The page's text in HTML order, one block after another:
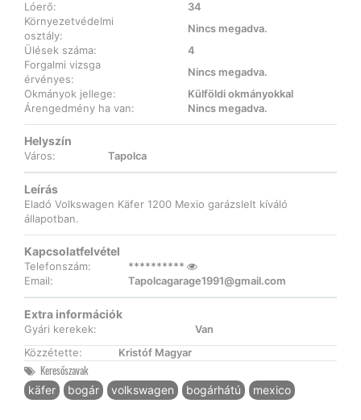
Lóerő:
34
Környezetvédelmi
osztály:
Nincs megadva.
Ülések száma:
4
Forgalmi vizsga
érvényes:
Nincs megadva.
Okmányok jellege:
Külföldi okmányokkal
Árengedmény ha van:
Nincs megadva.
Helyszín
Város: Tapolca
Leírás
Eladó Volkswagen Käfer 1200 Mexio garázslelt kíváló
állapotban.
Kapcsolatfelvétel
Telefonszám:
**********
Email:
Tapolcagarage1991@gmail.com
Extra információk
Gyári kerekek:
Van
Közzétette:
Kristóf Magyar
Keresőszavak
käfer bogár volkswagen bogárhátú mexico